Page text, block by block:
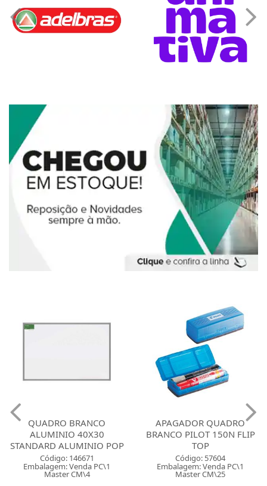
QUADRO BRANCO
ALUMINIO 40X30
STANDARD ALUMINIO POP
Código: 146671
Embalagem: Venda PC\1
Master CM\4
APAGADOR QUADRO
BRANCO PILOT 150N FLIP
TOP
Código: 57604
Embalagem: Venda PC\1
Master CM\25